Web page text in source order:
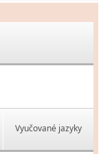
Vyučované jazyky